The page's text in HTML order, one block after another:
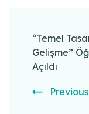
“Temel
Gelişme”
Açıldı
Previous